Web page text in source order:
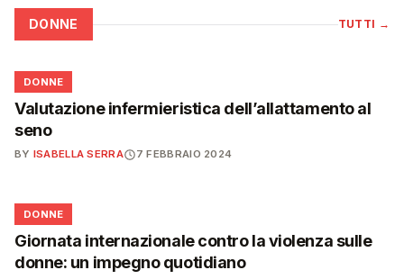
DONNE TUTTI →
🌸
DONNE
Valutazione infermieristica dell’allattamento al
seno
BY ISABELLA SERRA 7 FEBBRAIO 2024
🌸
DONNE
Giornata internazionale contro la violenza sulle
donne: un impegno quotidiano